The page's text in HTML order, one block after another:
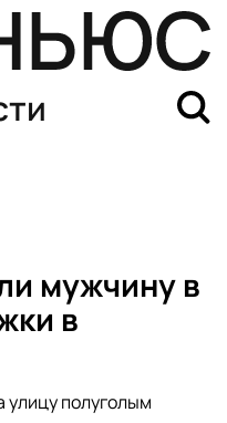
мужчину в
в
улицу полуголым
затонула после